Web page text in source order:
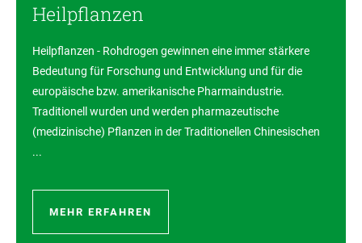
Heilpflanzen
Heilpflanzen - Rohdrogen gewinnen eine immer stärkere
Bedeutung für Forschung und Entwicklung und für die
europäische bzw. amerikanische Pharmaindustrie.
Traditionell wurden und werden pharmazeutische
(medizinische) Pflanzen in der Traditionellen Chinesischen
...
MEHR ERFAHREN